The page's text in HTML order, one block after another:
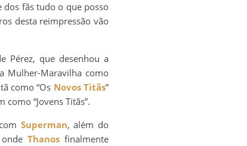
fãs tudo o que posso
desta reimpressão vão
Pérez, que desenhou a
Mulher-Maravilha como
como “Os Novos Titãs”
“Jovens Titãs”.
Superman, além do
Thanos finalmente